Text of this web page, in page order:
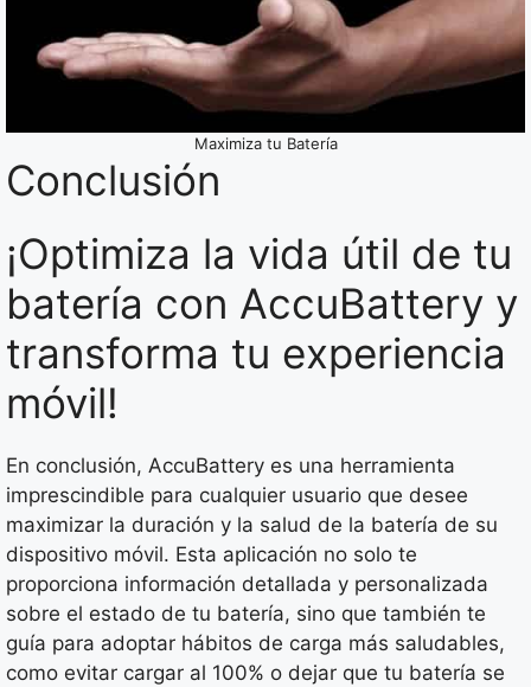
Maximiza tu Batería
Conclusión
¡Optimiza la vida útil de tu
batería con AccuBattery y
transforma tu experiencia
móvil!
En conclusión, AccuBattery es una herramienta
imprescindible para cualquier usuario que desee
maximizar la duración y la salud de la batería de su
dispositivo móvil. Esta aplicación no solo te
proporciona información detallada y personalizada
sobre el estado de tu batería, sino que también te
guía para adoptar hábitos de carga más saludables,
como evitar cargar al 100% o dejar que tu batería se